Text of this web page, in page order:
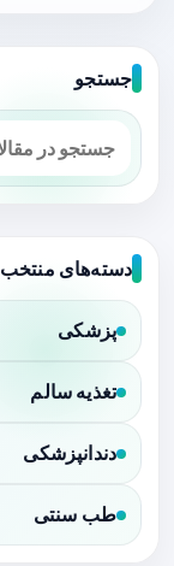
جستجو
دسته‌های منتخب
پزشکی
تغذیه سالم
دندانپزشکی
طب سنتی